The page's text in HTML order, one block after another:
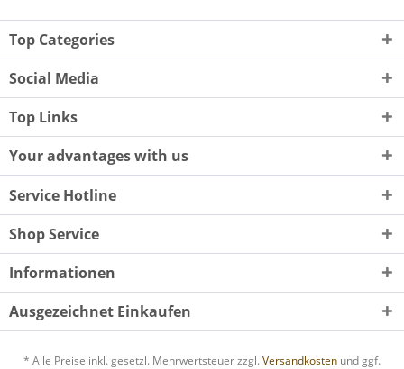
Top Categories
Social Media
Top Links
Your advantages with us
Service Hotline
Shop Service
Informationen
Ausgezeichnet Einkaufen
* Alle Preise inkl. gesetzl. Mehrwertsteuer zzgl. Versandkosten und ggf.